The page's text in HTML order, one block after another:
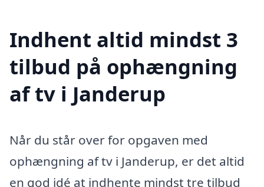
Indhent altid mindst 3
tilbud på ophængning
af tv i Janderup
Når du står over for opgaven med
ophængning af tv i Janderup, er det altid
en god idé at indhente mindst tre tilbud